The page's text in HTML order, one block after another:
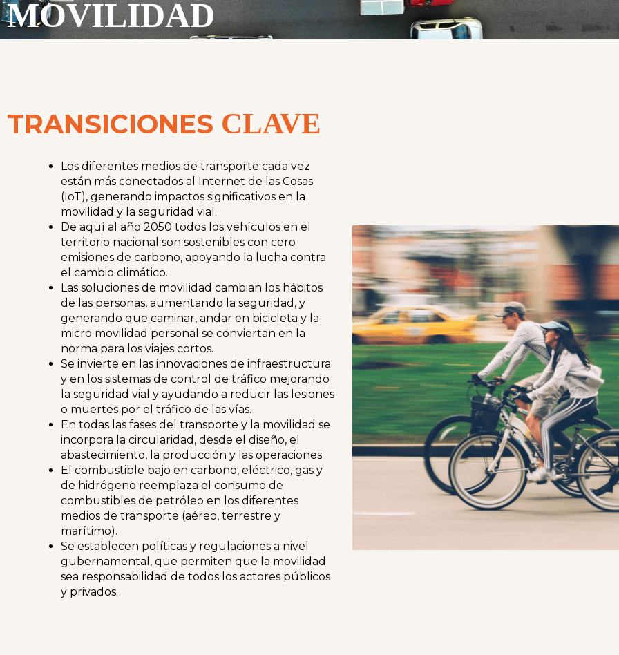
MOVILIDAD
TRANSICIONES CLAVE
Los diferentes medios de transporte cada vez
están más conectados al Internet de las Cosas
(IoT), generando impactos significativos en la
movilidad y la seguridad vial.
De aquí al año 2050 todos los vehículos en el
territorio nacional son sostenibles con cero
emisiones de carbono, apoyando la lucha contra
el cambio climático.
Las soluciones de movilidad cambian los hábitos
de las personas, aumentando la seguridad, y
generando que caminar, andar en bicicleta y la
micro movilidad personal se conviertan en la
norma para los viajes cortos.
Se invierte en las innovaciones de infraestructura
y en los sistemas de control de tráfico mejorando
la seguridad vial y ayudando a reducir las lesiones
o muertes por el tráfico de las vías.
En todas las fases del transporte y la movilidad se
incorpora la circularidad, desde el diseño, el
abastecimiento, la producción y las operaciones.
El combustible bajo en carbono, eléctrico, gas y
de hidrógeno reemplaza el consumo de
combustibles de petróleo en los diferentes
medios de transporte (aéreo, terrestre y
marítimo).
Se establecen políticas y regulaciones a nivel
gubernamental, que permiten que la movilidad
sea responsabilidad de todos los actores públicos
y privados.